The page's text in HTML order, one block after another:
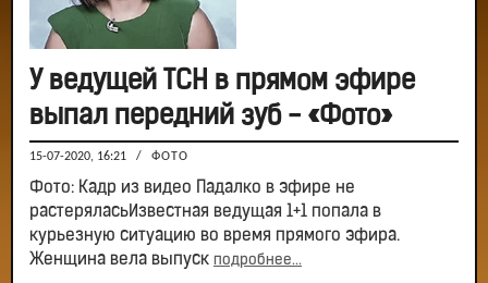
У ведущей ТСН в прямом эфире
выпал передний зуб - «Фото»
15-07-2020, 16:21 / ФОТО
Фото: Кадр из видео Падалко в эфире не
растеряласьИзвестная ведущая 1+1 попала в
курьезную ситуацию во время прямого эфира.
Женщина вела выпуск подробнее...